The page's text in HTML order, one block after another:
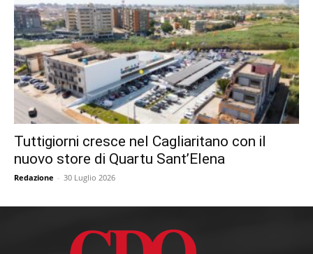
Tuttigiorni cresce nel Cagliaritano con il
nuovo store di Quartu Sant’Elena
Redazione - 30 Luglio 2026